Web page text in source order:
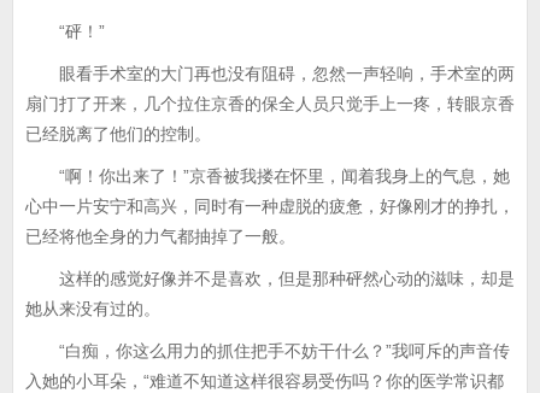
“砰！”
眼看手术室的大门再也没有阻碍，忽然一声轻响，手术室的两
扇门打了开来，几个拉住京香的保全人员只觉手上一疼，转眼京香
已经脱离了他们的控制。
“啊！你出来了！”京香被我搂在怀里，闻着我身上的气息，她
心中一片安宁和高兴，同时有一种虚脱的疲惫，好像刚才的挣扎，
已经将他全身的力气都抽掉了一般。
这样的感觉好像并不是喜欢，但是那种砰然心动的滋味，却是
她从来没有过的。
“白痴，你这么用力的抓住把手不妨干什么？”我呵斥的声音传
入她的小耳朵，“难道不知道这样很容易受伤吗？你的医学常识都